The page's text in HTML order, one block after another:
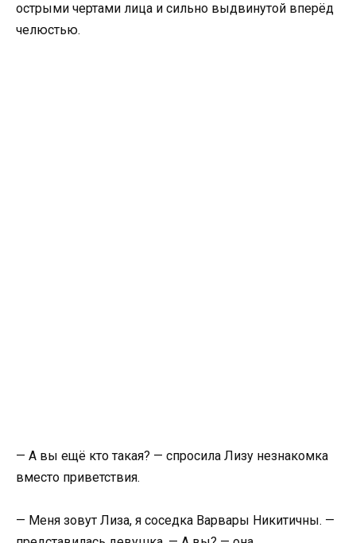
острыми чертами лица и сильно выдвинутой вперёд
челюстью.
— А вы ещё кто такая? — спросила Лизу незнакомка
вместо приветствия.
— Меня зовут Лиза, я соседка Варвары Никитичны. —